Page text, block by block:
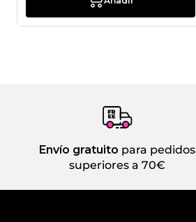
Envío gratuito para pedidos
superiores a 70€